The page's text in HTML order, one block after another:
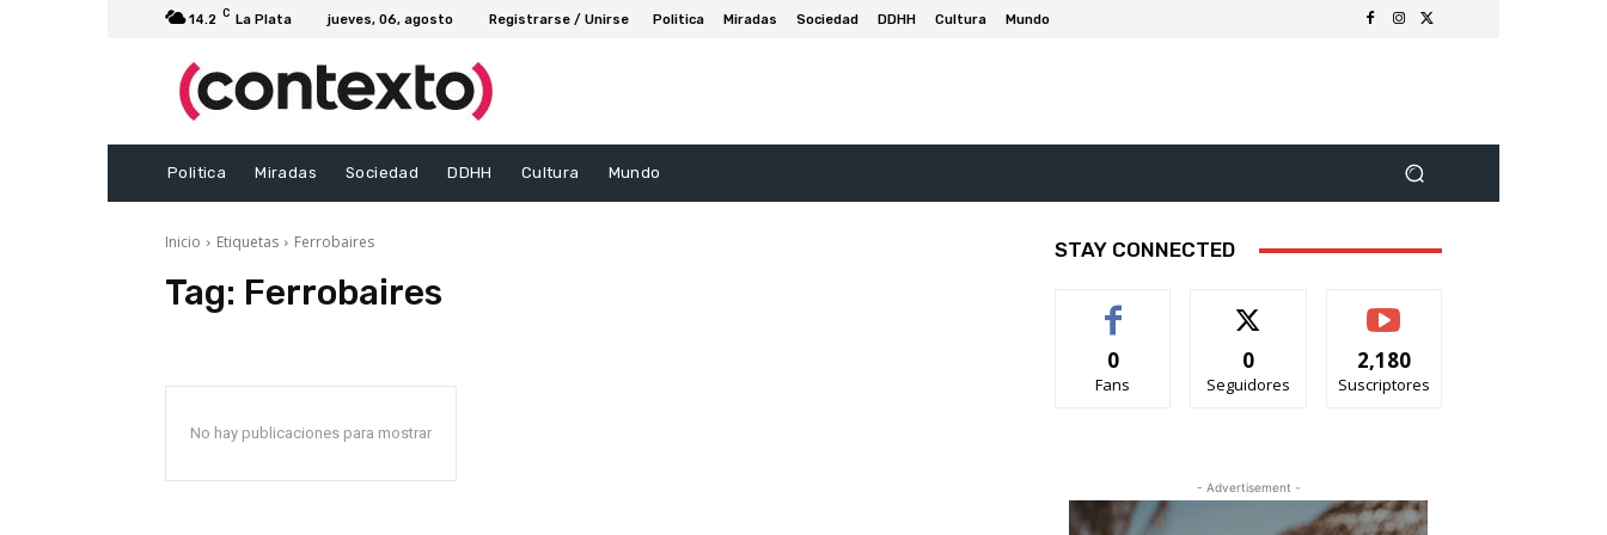
14.2 C La Plata jueves, 06, agosto Registrarse / Unirse Politica Miradas Sociedad DDHH Cultura Mundo
Politica Miradas Sociedad DDHH Cultura Mundo
Inicio Etiquetas Ferrobaires
Tag: Ferrobaires
No hay publicaciones para mostrar
STAY CONNECTED
0
Fans
0
Seguidores
2,180
Suscriptores
- Advertisement -